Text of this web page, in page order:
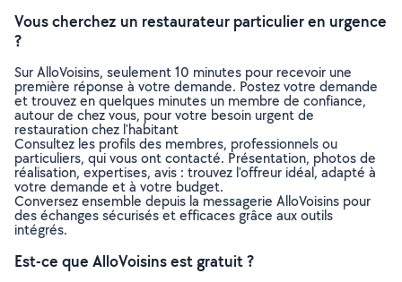
Vous cherchez un restaurateur particulier en urgence
?
Sur AlloVoisins, seulement 10 minutes pour recevoir une
première réponse à votre demande. Postez votre demande
et trouvez en quelques minutes un membre de confiance,
autour de chez vous, pour votre besoin urgent de
restauration chez l'habitant
Consultez les profils des membres, professionnels ou
particuliers, qui vous ont contacté. Présentation, photos de
réalisation, expertises, avis : trouvez l'offreur idéal, adapté à
votre demande et à votre budget.
Conversez ensemble depuis la messagerie AlloVoisins pour
des échanges sécurisés et efficaces grâce aux outils
intégrés.
Est-ce que AlloVoisins est gratuit ?